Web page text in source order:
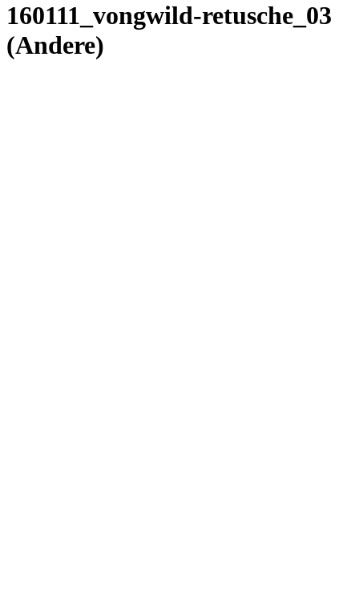
160111_vongwild-retusche_03
(Andere)